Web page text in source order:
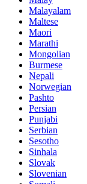
Malayalam
Maltese
Maori
Marathi
Mongolian
Burmese
Nepali
Norwegian
Pashto
Persian
Punjabi
Serbian
Sesotho
Sinhala
Slovak
Slovenian